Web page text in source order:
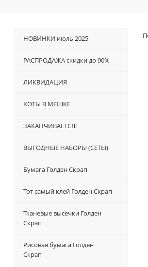
НОВИНКИ июль 2025
РАСПРОДАЖА скидки до 90%
ЛИКВИДАЦИЯ
КОТЫ В МЕШКЕ
ЗАКАНЧИВАЕТСЯ!
ВЫГОДНЫЕ НАБОРЫ (СЕТЫ)
Бумага Голден Скрап
Тот самый клей Голден Скрап
Тканевые высечки Голден
Скрап
Рисовая бумага Голден
Скрап